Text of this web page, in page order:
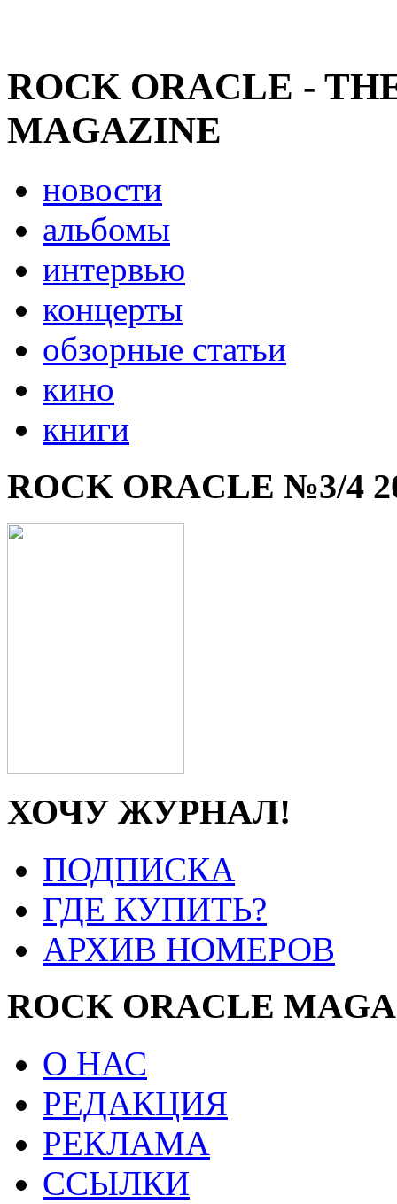
ROCK ORACLE -
MAGAZINE
новости
альбомы
интервью
концерты
обзорные статьи
кино
книги
ROCK ORACLE №3/4
ХОЧУ ЖУРНАЛ!
ПОДПИСКА
ГДЕ КУПИТЬ?
АРХИВ НОМЕРОВ
ROCK ORACLE
О НАС
РЕДАКЦИЯ
РЕКЛАМА
ССЫЛКИ